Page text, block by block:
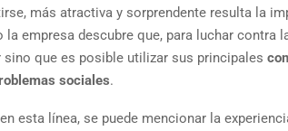
más atractiva y sorprendente resulta la
empresa descubre que, para luchar contra
que es posible utilizar sus principales
sociales.
en esta línea, se puede mencionar la